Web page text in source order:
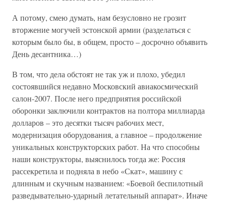
А потому, смею думать, нам безусловно не грозит
вторжение могучей эстонской армии (разделаться с
которым было бы, в общем, просто – досрочно объявить
День десантника…)
В том, что дела обстоят не так уж и плохо, убедил
состоявшийся недавно Московский авиакосмический
салон-2007. После него предприятия российской
оборонки заключили контрактов на полтора миллиарда
долларов – это десятки тысяч рабочих мест,
модернизация оборудования, а главное – продолжение
уникальных конструкторских работ. На что способны
наши конструкторы, выяснилось тогда же: Россия
рассекретила и подняла в небо «Скат», машину с
длинным и скучным названием: «Боевой беспилотный
разведывательно-ударный летательный аппарат». Иначе